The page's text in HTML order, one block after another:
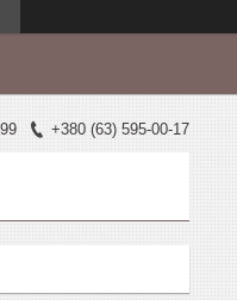
+380 (63) 595-00-17